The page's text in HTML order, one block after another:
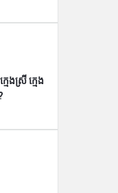
ងស្រី ក្មេង